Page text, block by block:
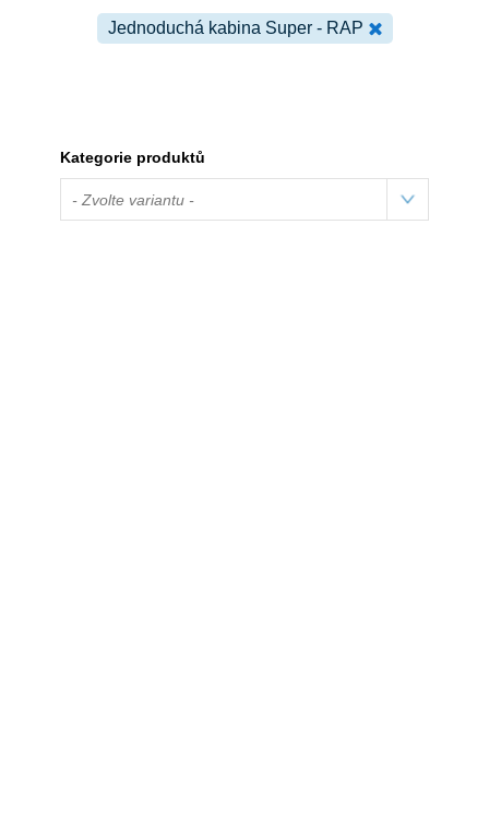
Jednoduchá kabina Super - RAP
Kategorie produktů
- Zvolte variantu -